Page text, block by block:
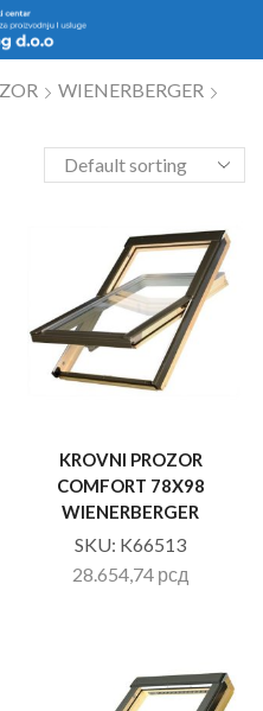
WIENERBERGER
KROVNI PROZOR
COMFORT 78X98
WIENERBERGER
SKU: K66513
28.654,74 рсд